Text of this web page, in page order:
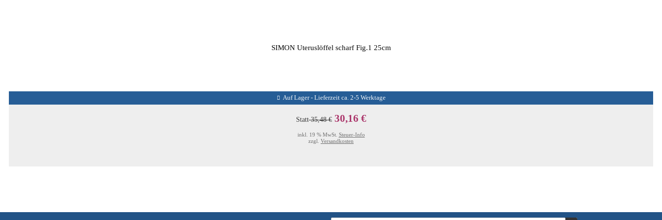
SIMON Uteruslöffel scharf Fig.1 25cm
Auf Lager - Lieferzeit ca. 2-5 Werktage
Statt35,48 € 30,16 €
inkl. 19 % MwSt. Steuer-Info
zzgl. Versandkosten